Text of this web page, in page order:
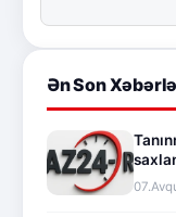
Ən Son